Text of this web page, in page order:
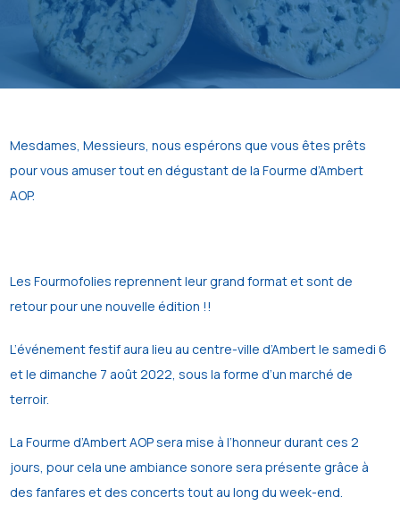
Mesdames, Messieurs, nous espérons que vous êtes prêts
pour vous amuser tout en dégustant de la Fourme d’Ambert
AOP.
Les Fourmofolies reprennent leur grand format et sont de
retour pour une nouvelle édition !!
L’événement festif aura lieu au centre-ville d’Ambert le samedi 6
et le dimanche 7 août 2022, sous la forme d’un marché de
terroir.
La Fourme d’Ambert AOP sera mise à l’honneur durant ces 2
jours, pour cela une ambiance sonore sera présente grâce à
des fanfares et des concerts tout au long du week-end.